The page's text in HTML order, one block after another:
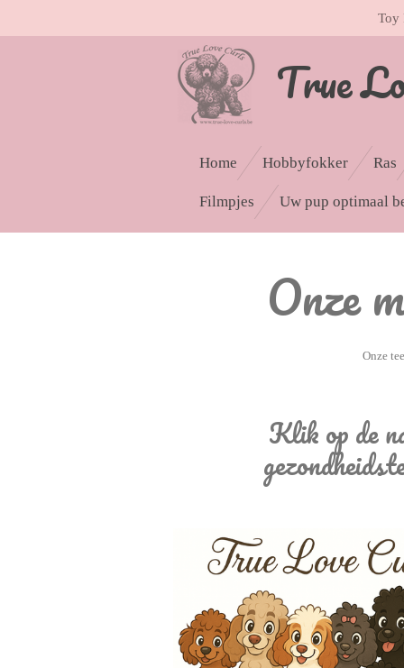
Toy
True
Home Hobbyfokker Ras
Filmpjes Uw pup optimaal
Onze
Onze
Klik op de